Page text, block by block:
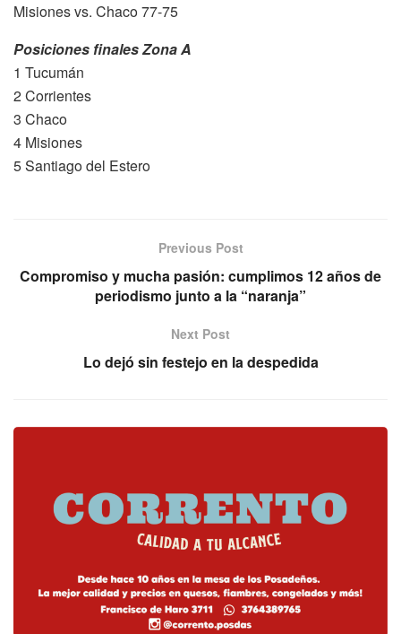
Misiones vs. Chaco 77-75
Posiciones finales Zona A
1 Tucumán
2 Corrientes
3 Chaco
4 Misiones
5 Santiago del Estero
Previous Post
Compromiso y mucha pasión: cumplimos 12 años de
periodismo junto a la “naranja”
Next Post
Lo dejó sin festejo en la despedida